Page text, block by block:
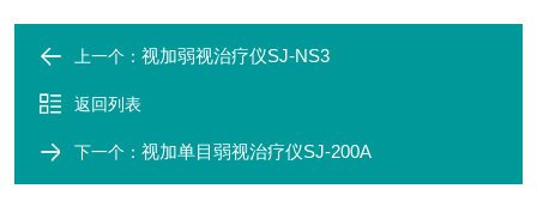
上一个： 视加弱视治疗仪SJ-NS3
返回列表
下一个： 视加单目弱视治疗仪SJ-200A